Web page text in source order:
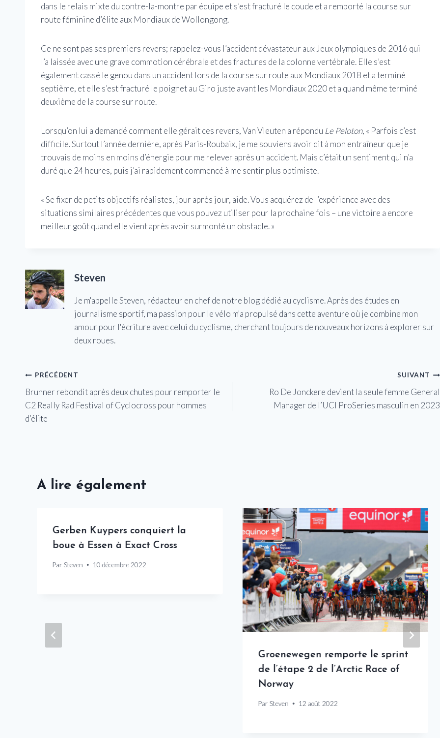
dans le relais mixte du contre-la-montre par équipe et s’est fracturé le coude et a remporté la course sur
route féminine d’élite aux Mondiaux de Wollongong.
Ce ne sont pas ses premiers revers; rappelez-vous l’accident dévastateur aux Jeux olympiques de 2016 qui
l’a laissée avec une grave commotion cérébrale et des fractures de la colonne vertébrale. Elle s’est
également cassé le genou dans un accident lors de la course sur route aux Mondiaux 2018 et a terminé
septième, et elle s’est fracturé le poignet au Giro juste avant les Mondiaux 2020 et a quand même terminé
deuxième de la course sur route.
Lorsqu’on lui a demandé comment elle gérait ces revers, Van Vleuten a répondu Le Peloton, « Parfois c’est
difficile. Surtout l’année dernière, après Paris-Roubaix, je me souviens avoir dit à mon entraîneur que je
trouvais de moins en moins d’énergie pour me relever après un accident. Mais c’était un sentiment qui n’a
duré que 24 heures, puis j’ai rapidement commencé à me sentir plus optimiste.
« Se fixer de petits objectifs réalistes, jour après jour, aide. Vous acquérez de l’expérience avec des
situations similaires précédentes que vous pouvez utiliser pour la prochaine fois – une victoire a encore
meilleur goût quand elle vient après avoir surmonté un obstacle. »
Steven
Je m'appelle Steven, rédacteur en chef de notre blog dédié au cyclisme. Après des études en
journalisme sportif, ma passion pour le vélo m'a propulsé dans cette aventure où je combine mon
amour pour l'écriture avec celui du cyclisme, cherchant toujours de nouveaux horizons à explorer sur
deux roues.
Navigation
de
l’article
PRÉCÉDENT
Brunner rebondit après deux chutes pour remporter le
C2 Really Rad Festival of Cyclocross pour hommes
d’élite
SUIVANT
Ro De Jonckere devient la seule femme General
Manager de l’UCI ProSeries masculin en 2023
A lire également
Gerben Kuypers conquiert la
boue à Essen à Exact Cross
Par Steven 10 décembre 2022
Groenewegen remporte le sprint
de l’étape 2 de l’Arctic Race of
Norway
Par Steven 12 août 2022